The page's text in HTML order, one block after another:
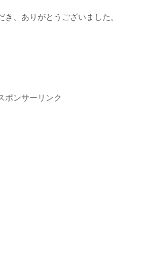
き、ありがとうございました。
ポンサーリンク